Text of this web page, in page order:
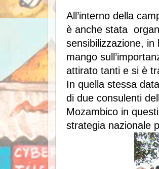
All’interno della
è anche stata
sensibilizzazione,
mango
attirato tanti e si è
In quella stessa
di due consulenti
Mozambico in
strategia nazionale